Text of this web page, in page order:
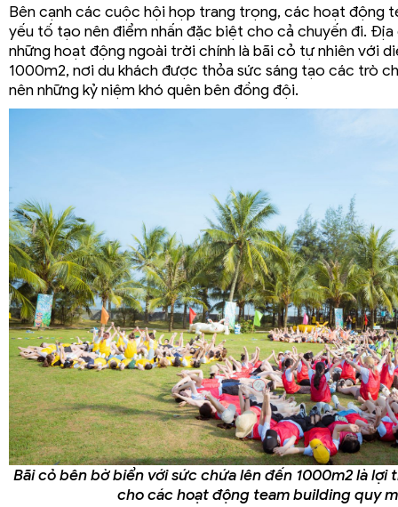
Bên cạnh các cuộc hội họp trang trọng, các hoạt động
yếu tố tạo nên điểm nhấn đặc biệt cho cả chuyến đi.
những hoạt động ngoài trời chính là bãi cỏ tự nhiên với
1000m2, nơi du khách được thỏa sức sáng tạo các trò
nên những kỷ niệm khó quên bên đồng đội.
Bãi cỏ bên bờ biển với sức chứa lên đến 1000m2 là lợi
cho các hoạt động team building quy